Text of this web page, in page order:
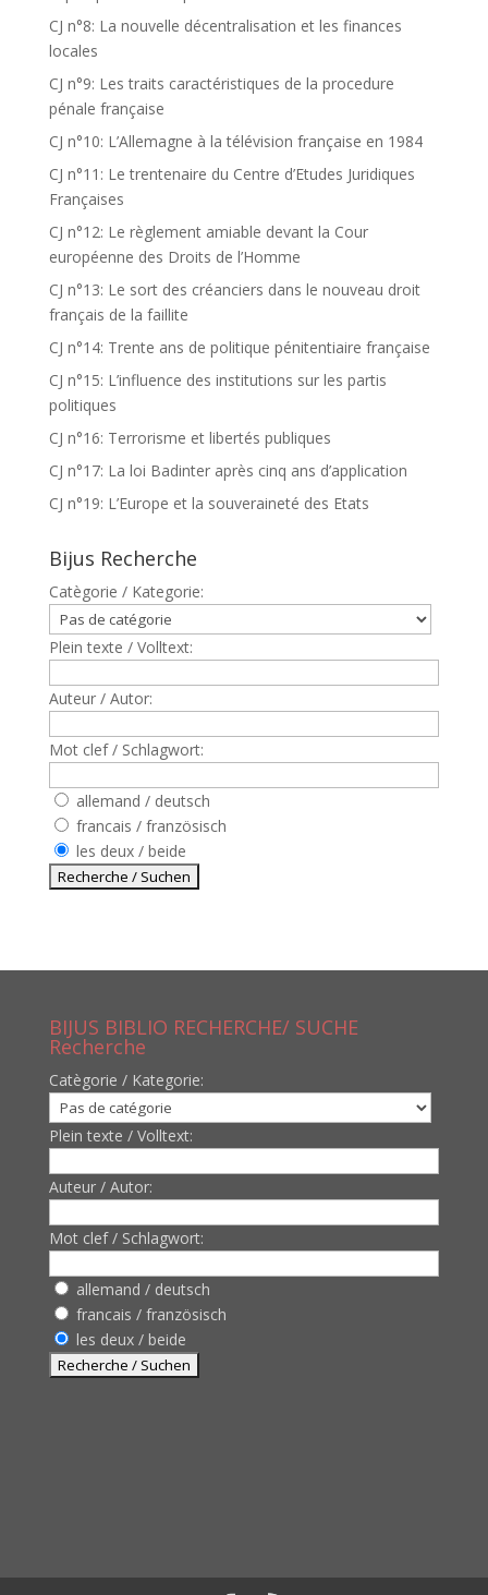
CJ n°8: La nouvelle décentralisation et les finances
locales
CJ n°9: Les traits caractéristiques de la procedure
pénale française
CJ n°10: L’Allemagne à la télévision française en 1984
CJ n°11: Le trentenaire du Centre d’Etudes Juridiques
Françaises
CJ n°12: Le règlement amiable devant la Cour
européenne des Droits de l’Homme
CJ n°13: Le sort des créanciers dans le nouveau droit
français de la faillite
CJ n°14: Trente ans de politique pénitentiaire française
CJ n°15: L’influence des institutions sur les partis
politiques
CJ n°16: Terrorisme et libertés publiques
CJ n°17: La loi Badinter après cinq ans d’application
CJ n°19: L’Europe et la souveraineté des Etats
Bijus Recherche
Catègorie / Kategorie:
Plein texte / Volltext:
Auteur / Autor:
Mot clef / Schlagwort:
allemand / deutsch
francais / französisch
les deux / beide
BIJUS BIBLIO RECHERCHE/ SUCHE
Recherche
Catègorie / Kategorie:
Plein texte / Volltext:
Auteur / Autor:
Mot clef / Schlagwort:
allemand / deutsch
francais / französisch
les deux / beide